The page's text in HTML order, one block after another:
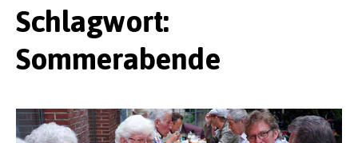
Schlagwort:
Sommerabende